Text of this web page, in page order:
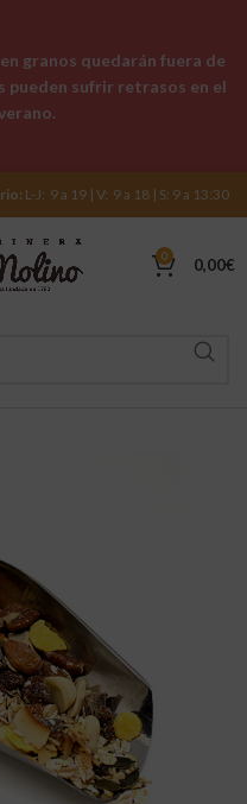
L-J: 9 a 19 | V: 9 a 18 | S: 9 a 13:30
0 0,00€
granos quedarán fuera de
pueden sufrir retrasos en el